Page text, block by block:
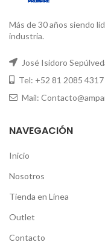
Más de 30 años siendo
industria.
José Isidoro
Tel: +52 81 2085 4317
Mail:
NAVEGACIÓN
Inicio
Nosotros
Tienda en Línea
Outlet
Contacto